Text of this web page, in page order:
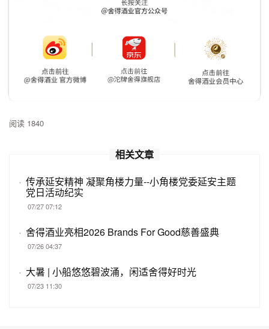
阅读 1840
相关文章
· 传承延安精神 凝聚角楼力量--小角楼党委延安主题
党日活动纪实
07/27 07:12
· 舍得酒业亮相2026 Brands For Good慈善盛典
07/26 04:37
· 大暑 | 小船悠悠碧波涌，闲适舍得好时光
07/23 11:30